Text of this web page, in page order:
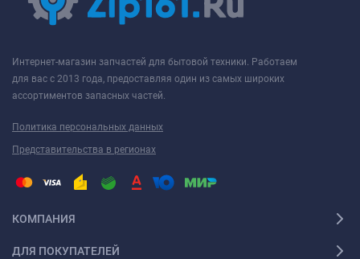
Интернет-магазин запчастей для бытовой техники. Работаем
для вас с 2013 года, предоставляя один из самых широких
ассортиментов запасных частей.
Политика персональных данных
Представительства в регионах
КОМПАНИЯ
ДЛЯ ПОКУПАТЕЛЕЙ